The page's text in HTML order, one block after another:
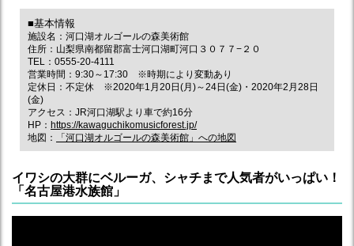
■基本情報
施設名：河口湖オルゴールの森美術館
住所：山梨県南都留郡富士河口湖町河口３０７７−２０
TEL：0555-20-4111
営業時間：9:30～17:30 ※時期により変動あり
定休日：不定休 ※2020年1月20日(月)～24日(金)・2020年2月28日
(金)
アクセス：JR河口湖駅より車で約16分
HP： https://kawaguchikomusicforest.jp/
地図：
「河口湖オルゴールの森美術館」への地図
イワシの大群にベルーガ、シャチまで人気者がいっぱい！
「名古屋港水族館」